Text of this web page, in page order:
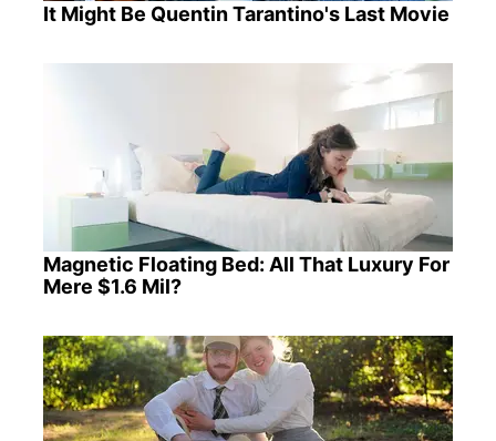
It Might Be Quentin Tarantino's Last Movie
Magnetic Floating Bed: All That Luxury For
Mere $1.6 Mil?